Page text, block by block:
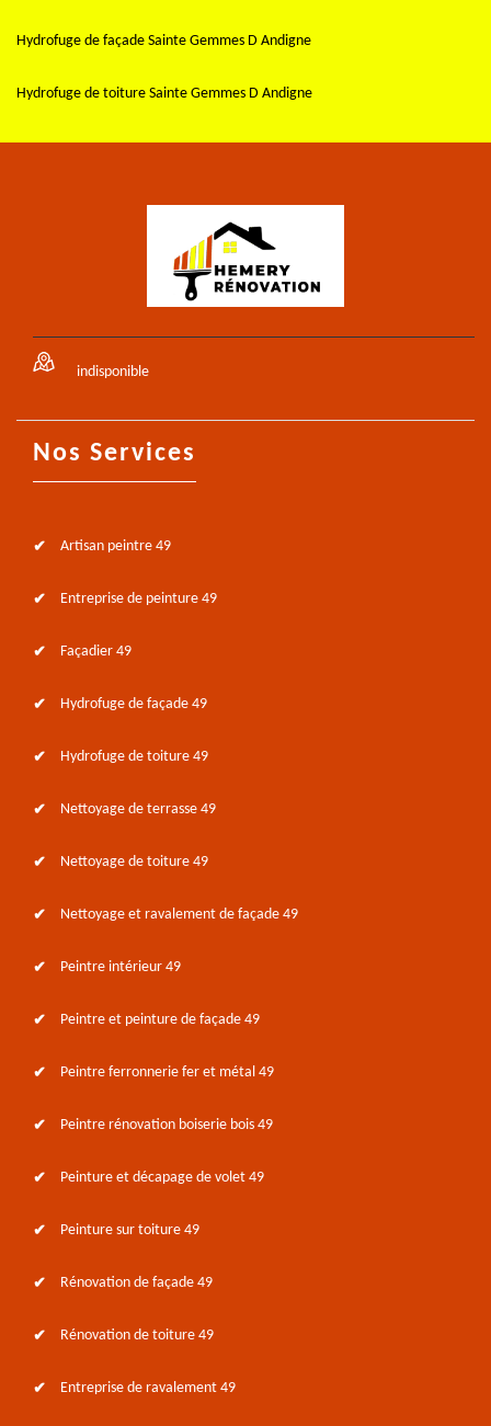
Hydrofuge de façade Sainte Gemmes D Andigne
Hydrofuge de toiture Sainte Gemmes D Andigne
indisponible
Nos Services
Artisan peintre 49
Entreprise de peinture 49
Façadier 49
Hydrofuge de façade 49
Hydrofuge de toiture 49
Nettoyage de terrasse 49
Nettoyage de toiture 49
Nettoyage et ravalement de façade 49
Peintre intérieur 49
Peintre et peinture de façade 49
Peintre ferronnerie fer et métal 49
Peintre rénovation boiserie bois 49
Peinture et décapage de volet 49
Peinture sur toiture 49
Rénovation de façade 49
Rénovation de toiture 49
Entreprise de ravalement 49